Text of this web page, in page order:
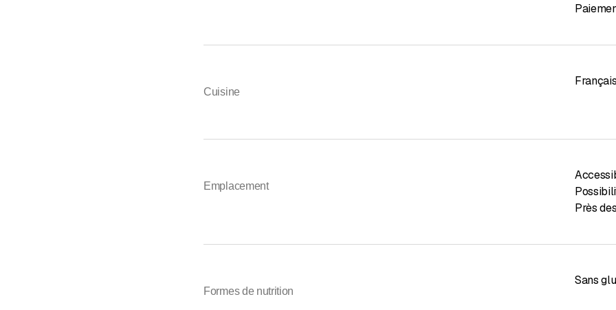
Cuisine
Emplacement
Près
Formes de nutrition
Sans